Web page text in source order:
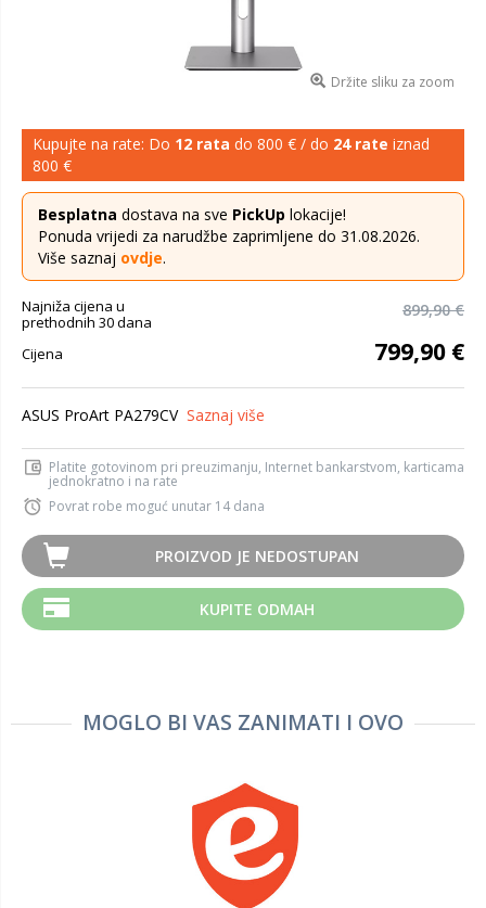
Držite sliku za zoom
Kupujte na rate: Do 12 rata do 800 € / do 24 rate iznad
800 €
Besplatna dostava na sve PickUp lokacije!
Ponuda vrijedi za narudžbe zaprimljene do 31.08.2026.
Više saznaj ovdje.
Najniža cijena u
prethodnih 30 dana
899,90 €
Cijena 799,90 €
ASUS ProArt PA279CV Saznaj više
Platite gotovinom pri preuzimanju, Internet bankarstvom, karticama
jednokratno i na rate
Povrat robe moguć unutar 14 dana
PROIZVOD JE NEDOSTUPAN
KUPITE ODMAH
MOGLO BI VAS ZANIMATI I OVO